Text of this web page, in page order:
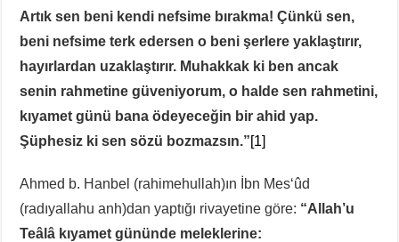
Artık sen beni kendi nefsime bırakma! Çünkü sen,
beni nefsime terk edersen o beni şerlere yaklaştırır,
hayırlardan uzaklaştırır. Muhakkak ki ben ancak
senin rahmetine güveniyorum, o halde sen rahmetini,
kıyamet günü bana ödeyeceğin bir ahid yap.
Şüphesiz ki sen sözü bozmazsın.”[1]
Ahmed b. Hanbel (rahimehullah)ın İbn Mes‘ûd
(radıyallahu anh)dan yaptığı rivayetine göre: “Allah’u
Teâlâ kıyamet gününde meleklerine: